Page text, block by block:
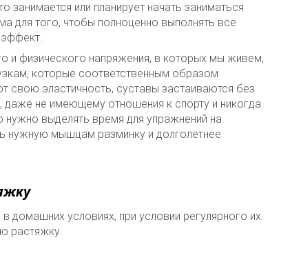
или планирует начать заниматься
для того, чтобы полноценно выполнять все
и физического напряжения, в которых мы живем,
которые соответственным образом
свою эластичность, суставы застаиваются без
не имеющему отношения к спорту и никогда
выделять время для упражнений на
нужную мышцам разминку и долголетнее
условиях, при условии регулярного их
растяжку.